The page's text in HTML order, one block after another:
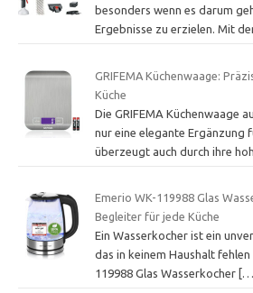
besonders wenn es darum
Ergebnisse zu erzielen. Mit
GRIFEMA Küchenwaage:
Küche
Die GRIFEMA Küchenwaage
nur eine elegante Ergänzung
überzeugt auch durch ihre
Emerio WK-119988 Glas
Begleiter für jede Küche
Ein Wasserkocher ist ein
das in keinem Haushalt
119988 Glas Wasserkocher